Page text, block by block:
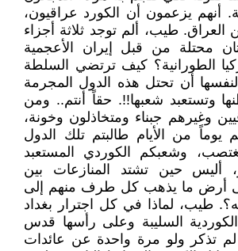
أنهم يزعمون أن الكورد عراقيون،
طيب، ألم توجد ثلاثة أجزاء
محتلة من قبل إيران الأعجمية
الطورانية؟ كيف ترتضي السلطة
لنفسها أن تحتل هذه الدول المجرمة
وتستعبد شعبها!!. حقاً أنتم.. ومن
وغيرهم جبناء ومتخاذلون وخونة،
يوماً من الأيام طالبتم تلك الدول
وشعبكم الكوردي المستعبد
أليس حين تشتد المنازعات بين
أرض ما يذهب كل طرف منهم إلى
طيب، لماذا في كل اجترار بغداد
السليبة وعلى رأسها قدس
تذكر ولو مرة واحدة عن عائدات